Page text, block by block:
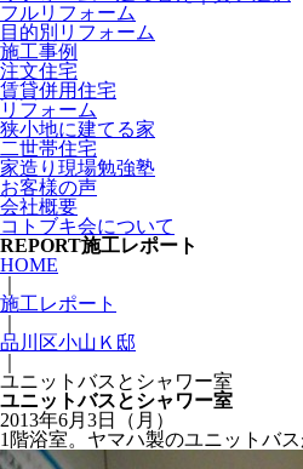
フルリフォーム
目的別リフォーム
施工事例
注文住宅
賃貸併用住宅
リフォーム
狭小地に建てる家
二世帯住宅
家造り現場勉強塾
お客様の声
会社概要
コトブキ会について
REPORT施工レポート
HOME
施工レポート
品川区小山Ｋ邸
ユニットバスとシャワー室
ユニットバスとシャワー室
2013年6月3日（月）
1階浴室。ヤマハ製のユニットバス